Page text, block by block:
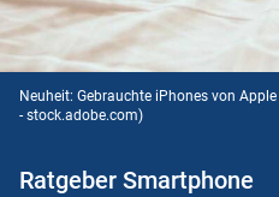
Neuheit: Gebrauchte iPhones von Apple
- stock.adobe.com)
Ratgeber Smartphone